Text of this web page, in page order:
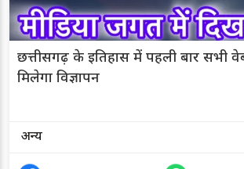
छत्तीसगढ़ के इतिहास में पहली बार सभी
मिलेगा विज्ञापन
अन्य